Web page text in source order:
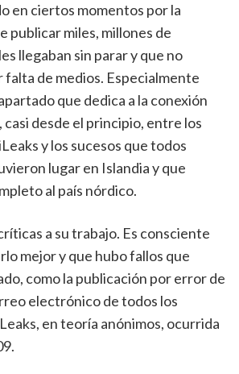
en ciertos momentos por la
publicar miles, millones de
llegaban sin parar y que no
falta de medios. Especialmente
que dedica a la conexión
casi desde el principio, entre los
y los sucesos que todos
lugar en Islandia y que
al país nórdico.
a su trabajo. Es consciente
mejor y que hubo fallos que
como la publicación por error de
electrónico de todos los
en teoría anónimos, ocurrida